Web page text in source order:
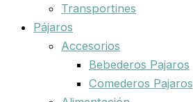
Transportines
Pájaros
Accesorios
Bebederos Pajaros
Comederos Pajaros